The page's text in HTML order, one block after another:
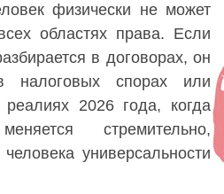
физически не может
областях права. Если
в договорах, он
налоговых спорах или
2026 года, когда
стремительно,
универсальности